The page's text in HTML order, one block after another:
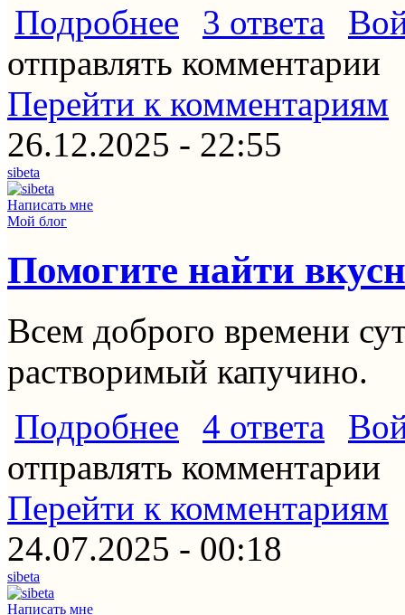
Подробнее о Ваше предпочтение в кофе
3 ответа
отправлять комментарии
Перейти к комментариям
26.12.2025 - 22:55
sibeta
Написать мне
Мой блог
Помогите найти
Всем доброго времени
растворимый капучино.
Подробнее о Помогите найти вкусный напиток
4 ответа
отправлять комментарии
Перейти к комментариям
24.07.2025 - 00:18
sibeta
Написать мне